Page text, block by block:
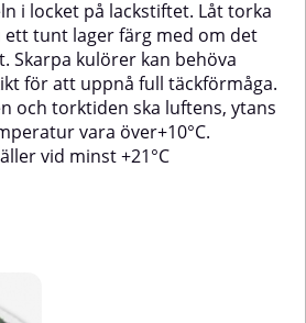
i locket på lackstiftet. Låt torka
ett tunt lager färg med om det
Skarpa kulörer kan behöva
för att uppnå full täckförmåga.
och torktiden ska luftens, ytans
vara över+10°C.
vid minst +21°C